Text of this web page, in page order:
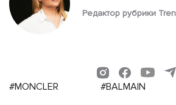
Редактор рубрики
#MONCLER #BALMAIN